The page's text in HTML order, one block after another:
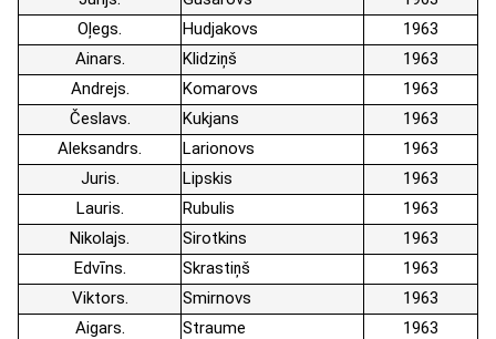
Oļegs
Hudjakovs
1963
Ainars
Klidziņš
1963
Andrejs
Komarovs
1963
Česlavs
Kukjans
1963
Aleksandrs
Larionovs
1963
Juris
Lipskis
1963
Lauris
Rubulis
1963
Nikolajs
Sirotkins
1963
Edvīns
Skrastiņš
1963
Viktors
Smirnovs
1963
Aigars
Straume
1963